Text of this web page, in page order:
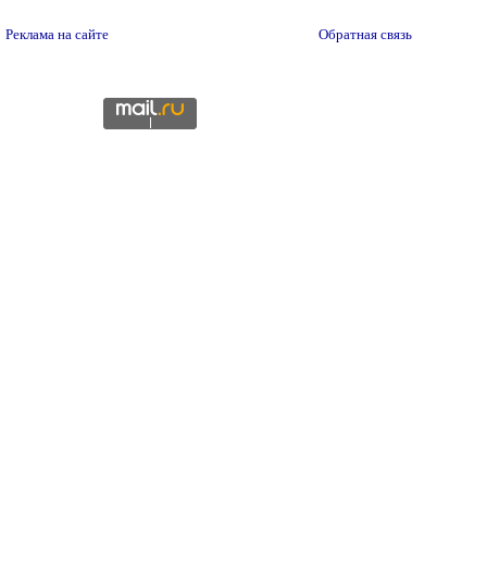
Реклама на сайте Обратная связь